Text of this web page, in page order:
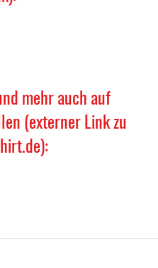
mehr auch auf
(externer Link zu